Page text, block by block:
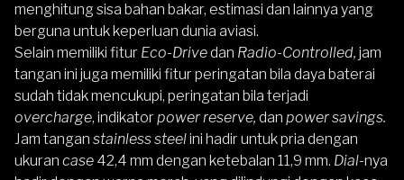
menghitung sisa bahan bakar, estimasi dan lainnya yang
berguna untuk keperluan dunia aviasi.
Selain memiliki fitur Eco-Drivedan Radio-Controlled, jam
tangan ini juga memiliki fitur peringatan bila daya baterai
sudah tidak mencukupi, peringatan bila terjadi
overcharge, indikator power reserve, dan power savings.
Jam tangan stainless steelini hadir untuk pria dengan
ukuran case 42,4 mm dengan ketebalan 11,9 mm. Dial-nya